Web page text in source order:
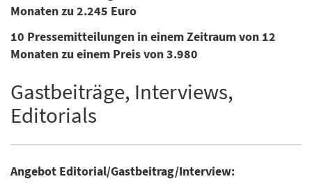
Monaten zu 2.245 Euro
10 Pressemitteilungen in einem Zeitraum von 12
Monaten zu einem Preis von 3.980
Gastbeiträge, Interviews,
Editorials
Angebot Editorial/Gastbeitrag/Interview: